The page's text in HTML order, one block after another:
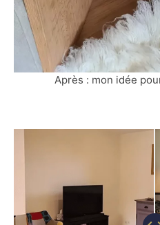
Après : mon idée